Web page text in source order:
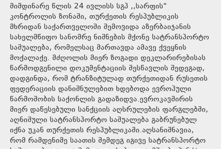
მიმდინარე წლის 24 ივლისს სგპ ,,სარფის"
კონტროლის ზონაში, თურქეთის რესპუბლიკის
მხრიდან საქართველოში შემოვიდა აზერბაიჯანის
სახელმწიფო სანომრე ნიშნების მქონე სატრანსპორტო
საშუალება, რომელსაც მართავდა ამავე ქვეყნის
მოქალაქე. მძღოლის მიერ ზოგადი დეკლარირებისას
წარმოდგენილი დოკუმენტაციის შესწავლის შედეგად,
დადგინდა, რომ ტრანზიტულად თურქეთიდან რუსეთის
ფედერაციის დანიშნულებით ხდებოდა ევროპული
წარმოშობის საქონლის გადაზიდვა.ევროკავშირის
მიერ დაწესებული სანქციის აღსრულების ფარგლებში,
აღნიშული სატრანსპორტო საშუალება გაბრუნებულ
იქნა უკან თურქეთის რესპუბლიკაში.აღსანიშნავია,
რომ რამდენიმე საათის შემდეგ იგივე სატრანსპორტო